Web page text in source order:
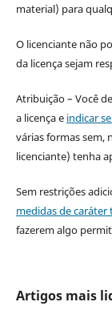
material) para
O licenciante não
da licença sejam
Atribuição – Você
a licença e indicar
várias formas sem,
licenciante) tenha
Sem restrições
medidas de caráter
fazerem algo
Artigos mais